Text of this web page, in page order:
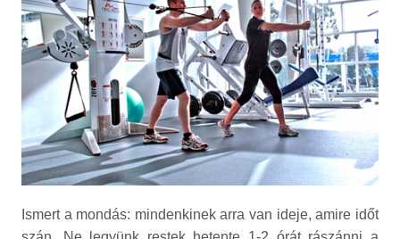
Ismert a mondás: mindenkinek arra van ideje, amire időt